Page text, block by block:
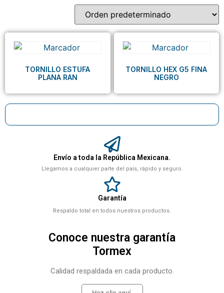
Envío a toda la República Mexicana.
Llegamos a cualquier parte del país, rápido y seguro.
Garantía
Respaldo total en todos nuestros productos.
Conoce nuestra garantía
Tormex
Calidad respaldada en cada producto.
TORNILLO ESTUFA
PLANA RAN
TORNILLO HEX G5 FINA
NEGRO